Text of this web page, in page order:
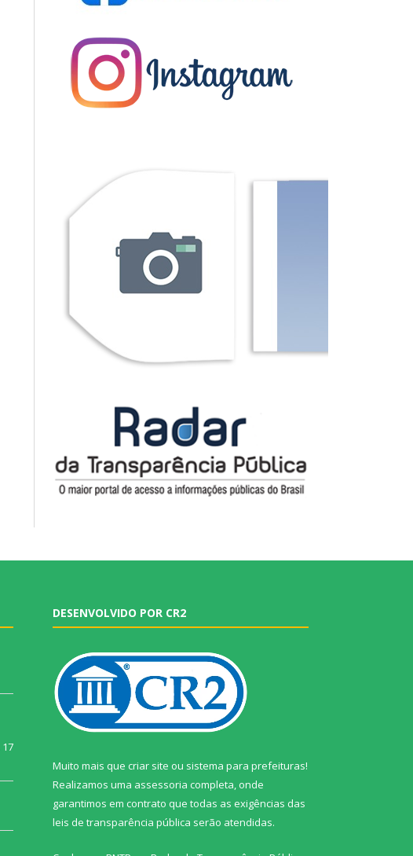
17
DESENVOLVIDO POR CR2
Muito mais que criar site ou sistema para prefeituras!
Realizamos uma assessoria completa, onde
garantimos em contrato que todas as exigências das
leis de transparência pública serão atendidas.